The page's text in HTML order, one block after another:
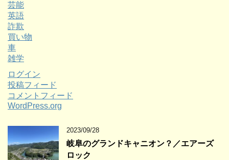
芸能
英語
詐欺
買い物
車
雑学
ログイン
投稿フィード
コメントフィード
WordPress.org
2023/09/28
岐阜のグランドキャニオン？／エアーズ
ロック